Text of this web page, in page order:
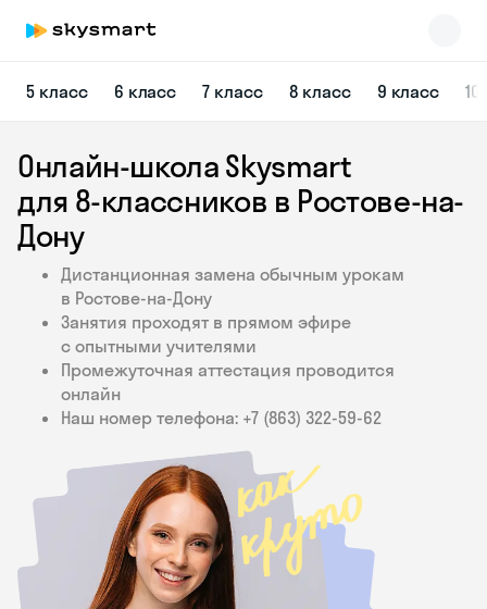
5 класс 6 класс 7 класс 8 класс 9 класс
Онлайн-школа Skysmart
для 8‑классников в Ростове-на-
Дону
Дистанционная замена обычным урокам
в Ростове-на-Дону
Занятия проходят в прямом эфире
с опытными учителями
Промежуточная аттестация проводится
онлайн
Наш номер телефона: +7 (863) 322‑59‑62
Skysmart Chat
online